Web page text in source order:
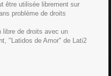
être utilisée librement sur
problème de droits
libre de droits avec un
"Latidos de Amor" de Lati2